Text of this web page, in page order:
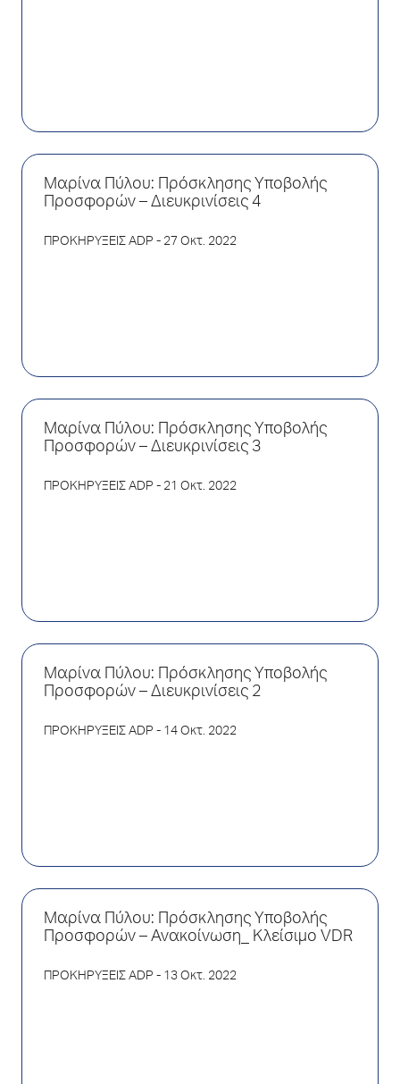
Μαρίνα Πύλου: Πρόσκλησης Υποβολής
Προσφορών – Διευκρινίσεις 4
ΠΡΟΚΗΡΥΞΕΙΣ ADP - 27 Οκτ. 2022
Μαρίνα Πύλου: Πρόσκλησης Υποβολής
Προσφορών – Διευκρινίσεις 3
ΠΡΟΚΗΡΥΞΕΙΣ ADP - 21 Οκτ. 2022
Μαρίνα Πύλου: Πρόσκλησης Υποβολής
Προσφορών – Διευκρινίσεις 2
ΠΡΟΚΗΡΥΞΕΙΣ ADP - 14 Οκτ. 2022
Μαρίνα Πύλου: Πρόσκλησης Υποβολής
Προσφορών – Ανακοίνωση_ Κλείσιμο VDR
ΠΡΟΚΗΡΥΞΕΙΣ ADP - 13 Οκτ. 2022